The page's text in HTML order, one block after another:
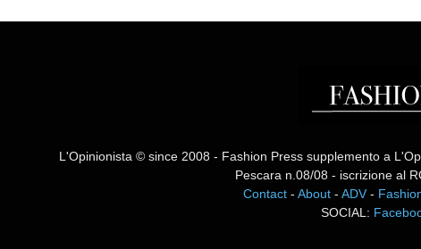
L'Opinionista © since 2008 - Fashion Press supplemento a
Pescara n.08/08 - iscrizione al
Contact- About- ADV-
SOCIAL: